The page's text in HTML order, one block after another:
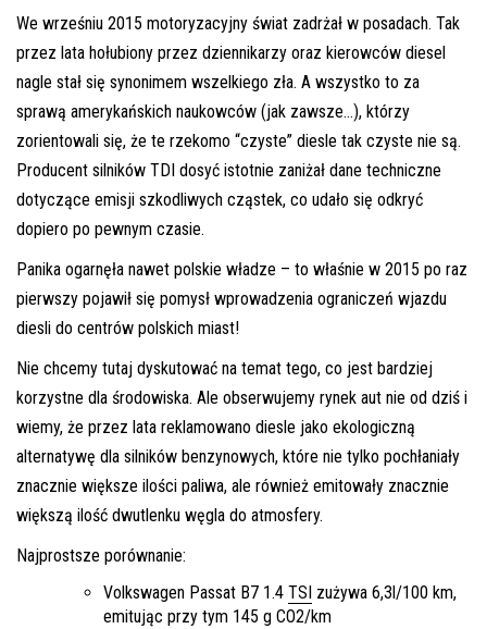
We wrześniu 2015 motoryzacyjny świat zadrżał w posadach. Tak
przez lata hołubiony przez dziennikarzy oraz kierowców diesel
nagle stał się synonimem wszelkiego zła. A wszystko to za
sprawą amerykańskich naukowców (jak zawsze…), którzy
zorientowali się, że te rzekomo “czyste” diesle tak czyste nie są.
Producent silników TDI dosyć istotnie zaniżał dane techniczne
dotyczące emisji szkodliwych cząstek, co udało się odkryć
dopiero po pewnym czasie.
Panika ogarnęła nawet polskie władze – to właśnie w 2015 po raz
pierwszy pojawił się pomysł wprowadzenia ograniczeń wjazdu
diesli do centrów polskich miast!
Nie chcemy tutaj dyskutować na temat tego, co jest bardziej
korzystne dla środowiska. Ale obserwujemy rynek aut nie od dziś i
wiemy, że przez lata reklamowano diesle jako ekologiczną
alternatywę dla silników benzynowych, które nie tylko pochłaniały
znacznie większe ilości paliwa, ale również emitowały znacznie
większą ilość dwutlenku węgla do atmosfery.
Najprostsze porównanie:
Volkswagen Passat B7 1.4 TSI zużywa 6,3l/100 km,
emitując przy tym 145 g CO2/km